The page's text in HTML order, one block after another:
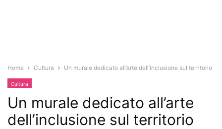
Home Cultura Un murale dedicato all’arte dell’inclusione sul territorio
Cultura
Un murale dedicato all’arte
dell’inclusione sul territorio